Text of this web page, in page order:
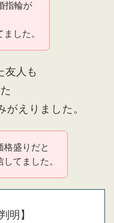
指輪が
した。
友人も
がえりました。
格盛りだと
てました。
明】